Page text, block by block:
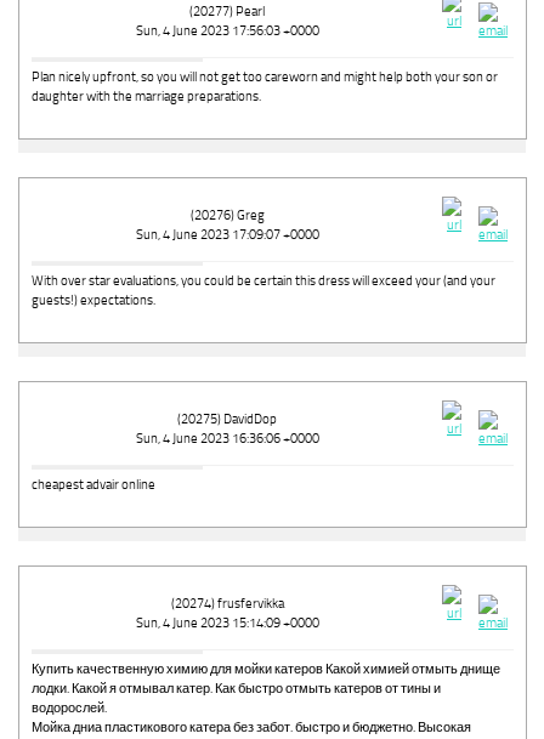
(20277) Pearl
Sun, 4 June 2023 17:56:03 +0000
Plan nicely upfront, so you will not get too careworn and might help both your son or
daughter with the marriage preparations.
(20276) Greg
Sun, 4 June 2023 17:09:07 +0000
With over star evaluations, you could be certain this dress will exceed your (and your
guests!) expectations.
(20275) DavidDop
Sun, 4 June 2023 16:36:06 +0000
cheapest advair online
(20274) frusfervikka
Sun, 4 June 2023 15:14:09 +0000
Купить качественную химию для мойки катеров Какой химией отмыть днище
лодки. Какой я отмывал катер. Как быстро отмыть катеров от тины и
водорослей.
Мойка дниа пластикового катера без забот. быстро и бюджетно. Высокая